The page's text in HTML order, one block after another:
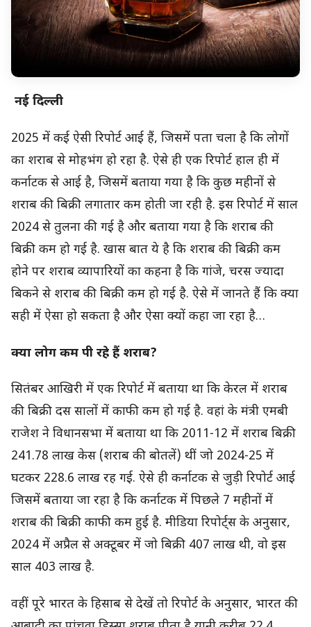
नई दिल्ली
2025 में कई ऐसी रिपोर्ट आई हैं, जिसमें पता चला है कि लोगों
का शराब से मोहभंग हो रहा है. ऐसे ही एक रिपोर्ट हाल ही में
कर्नाटक से आई है, जिसमें बताया गया है कि कुछ महीनों से
शराब की बिक्री लगातार कम होती जा रही है. इस रिपोर्ट में साल
2024 से तुलना की गई है और बताया गया है कि शराब की
बिक्री कम हो गई है. खास बात ये है कि शराब की बिक्री कम
होने पर शराब व्यापारियों का कहना है कि गांजे, चरस ज्यादा
बिकने से शराब की बिक्री कम हो गई है. ऐसे में जानते हैं कि क्या
सही में ऐसा हो सकता है और ऐसा क्यों कहा जा रहा है…
क्या लोग कम पी रहे हैं शराब?
सितंबर आखिरी में एक रिपोर्ट में बताया था कि केरल में शराब
की बिक्री दस सालों में काफी कम हो गई है. वहां के मंत्री एमबी
राजेश ने विधानसभा में बताया था कि 2011-12 में शराब बिक्री
241.78 लाख केस (शराब की बोतलें) थीं जो 2024-25 में
घटकर 228.6 लाख रह गई. ऐसे ही कर्नाटक से जुड़ी रिपोर्ट आई
जिसमें बताया जा रहा है कि कर्नाटक में पिछले 7 महीनों में
शराब की बिक्री काफी कम हुई है. मीडिया रिपोर्ट्स के अनुसार,
2024 में अप्रैल से अक्टूबर में जो बिक्री 407 लाख थी, वो इस
साल 403 लाख है.
वहीं पूरे भारत के हिसाब से देखें तो रिपोर्ट के अनुसार, भारत की